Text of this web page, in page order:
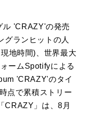
ル 'CRAZY'の発売
グランヒットの人
地時間)、世界最大
ームSpotifyによる
'CRAZY'のタイ
点で累積ストリー
CRAZY」は、8月